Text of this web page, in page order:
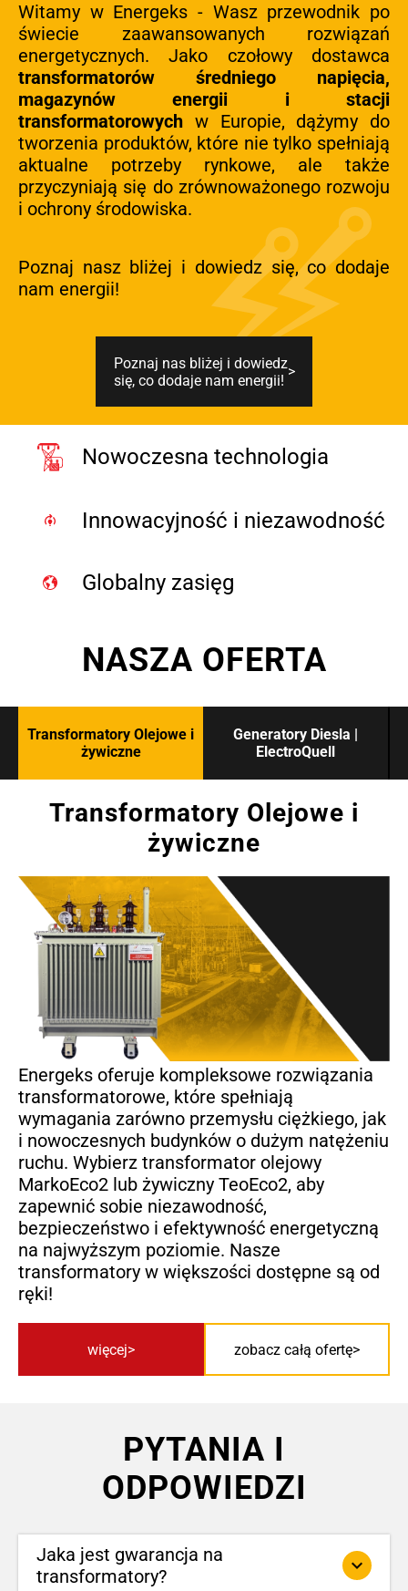
Witamy w Energeks - Wasz przewodnik po
świecie zaawansowanych rozwiązań
energetycznych. Jako czołowy dostawca
transformatorów średniego napięcia,
magazynów energii i stacji
transformatorowych w Europie, dążymy do
tworzenia produktów, które nie tylko spełniają
aktualne potrzeby rynkowe, ale także
przyczyniają się do zrównoważonego rozwoju
i ochrony środowiska.
Poznaj nasz bliżej i dowiedz się, co dodaje
nam energii!
Poznaj nas bliżej i dowiedz
się, co dodaje nam energii!
Nowoczesna technologia
Innowacyjność i niezawodność
Globalny zasięg
NASZA OFERTA
Transformatory Olejowe i
żywiczne
Generatory Diesla |
ElectroQuell
Transformatory Olejowe i
żywiczne
Energeks oferuje kompleksowe rozwiązania
transformatorowe, które spełniają
wymagania zarówno przemysłu ciężkiego, jak
i nowoczesnych budynków o dużym natężeniu
ruchu. Wybierz transformator olejowy
MarkoEco2 lub żywiczny TeoEco2, aby
zapewnić sobie niezawodność,
bezpieczeństwo i efektywność energetyczną
na najwyższym poziomie. Nasze
transformatory w większości dostępne są od
ręki!
więcej zobacz całą ofertę
PYTANIA I
ODPOWIEDZI
Jaka jest gwarancja na
transformatory?
keyboard_arrow_down